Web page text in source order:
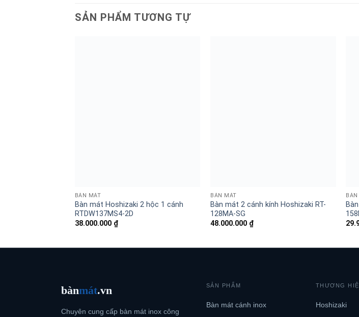
SẢN PHẨM TƯƠNG TỰ
bànmát.vn
Chuyên cung cấp bàn mát inox công
SẢN PHẨM
Bàn mát cánh inox
THƯƠNG
Hoshizaki